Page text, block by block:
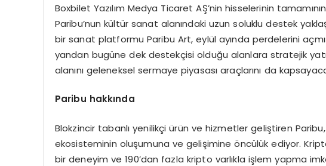
Boxbilet Yazılım Medya Ticaret AŞ’nin hisselerinin
Paribu’nun kültür sanat alanındaki uzun soluklu destek
bir sanat platformu Paribu Art, eylül ayında perdelerini
yandan bugüne dek destekçisi olduğu alanlara stratejik
alanını geleneksel sermaye piyasası araçlarını da
Paribu hakkında
Blokzincir tabanlı yenilikçi ürün ve hizmetler geliştiren
ekosisteminin oluşumuna ve gelişimine öncülük ediyor.
bir deneyim ve 190’dan fazla kripto varlıkla işlem yapma